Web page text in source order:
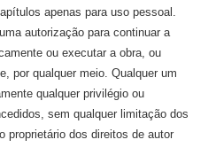
apenas para uso pessoal.
autorização para continuar a
ou executar a obra, ou
por qualquer meio. Qualquer um
qualquer privilégio ou
sem qualquer limitação dos
proprietário dos direitos de autor